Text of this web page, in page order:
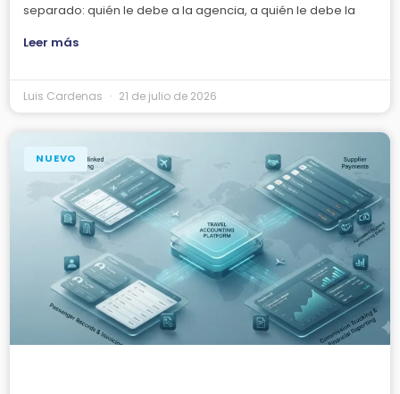
separado: quién le debe a la agencia, a quién le debe la
Leer más
Luis Cardenas 21 de julio de 2026
NUEVO